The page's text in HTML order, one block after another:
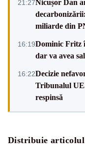
21:27Nicușor Dan
miliarde din
16:19Dominic Fritz
dar va avea
16:22Decizie
Tribunalul
respinsă
Distribuie articolul